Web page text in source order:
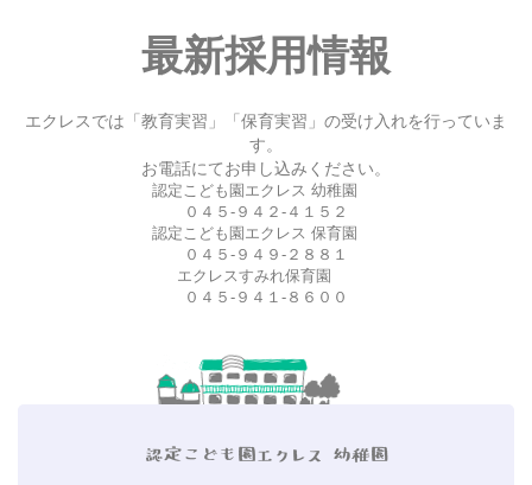
最新採用情報
エクレスでは「教育実習」「保育実習」の受け入れを行っていま
す。
お電話にてお申し込みください。
認定こども園エクレス 幼稚園
０４５-９４２-４１５２
認定こども園エクレス 保育園
０４５-９４９-２８８１
エクレスすみれ保育園
０４５-９４１-８６００